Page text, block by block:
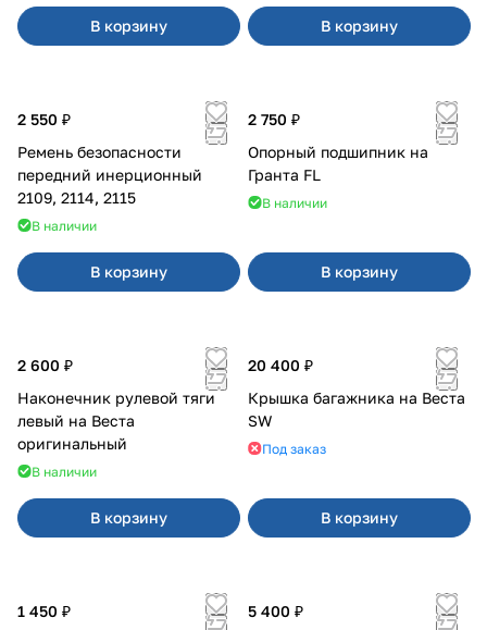
В корзину В корзину
2 550 ₽
Ремень безопасности
передний инерционный
2109, 2114, 2115
В наличии
В корзину
2 750 ₽
Опорный подшипник на
Гранта FL
В наличии
В корзину
2 600 ₽
Наконечник рулевой тяги
левый на Веста
оригинальный
В наличии
В корзину
20 400 ₽
Крышка багажника на Веста
SW
Под заказ
В корзину
1 450 ₽ 5 400 ₽